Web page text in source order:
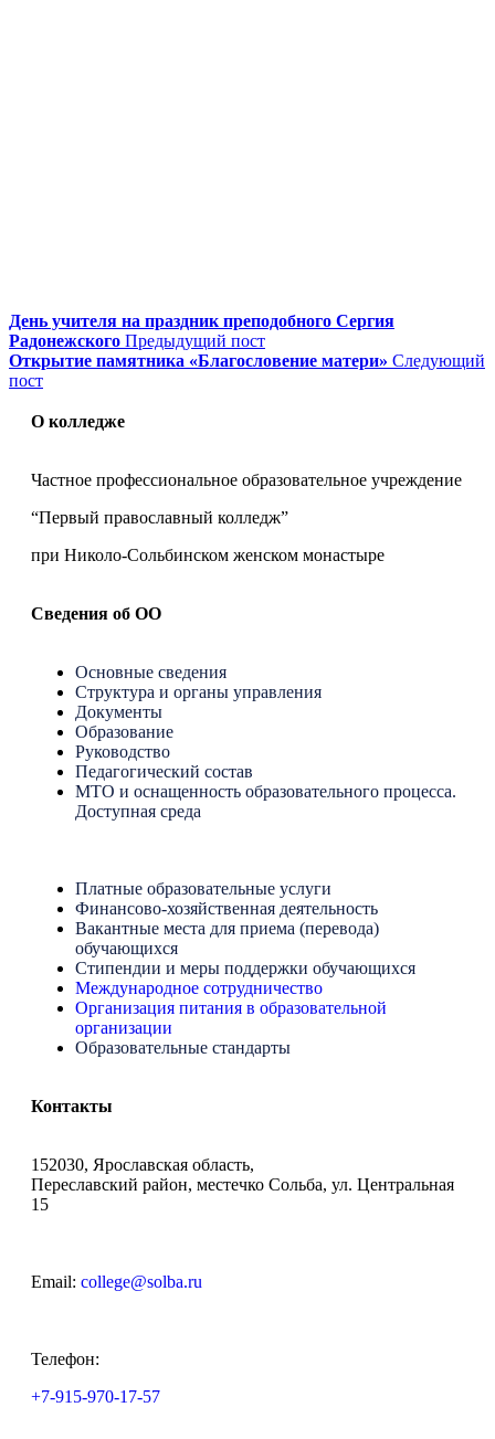
День учителя на праздник преподобного Сергия
Радонежского Предыдущий пост
Открытие памятника «Благословение матери» Следующий
пост
О колледже
Частное профессиональное образовательное учреждение
“Первый православный колледж”
при Николо-Сольбинском женском монастыре
Сведения об ОО
Основные сведения
Структура и органы управления
Документы
Образование
Руководство
Педагогический состав
МТО и оснащенность образовательного процесса.
Доступная среда
Платные образовательные услуги
Финансово-хозяйственная деятельность
Вакантные места для приема (перевода)
обучающихся
Стипендии и меры поддержки обучающихся
Международное сотрудничество
Организация питания в образовательной
организации
Образовательные стандарты
Контакты
152030, Ярославская область,
Переславский район, местечко Сольба, ул. Центральная
15
Email: college@solba.ru
Телефон:
+7-915-970-17-57